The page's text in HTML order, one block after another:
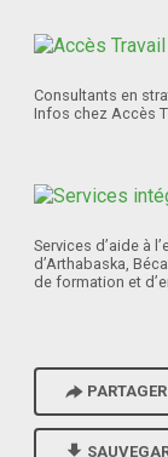
Consultants en
Infos chez Accès
Services d’aide à
d’Arthabaska,
de formation et
PARTAGER